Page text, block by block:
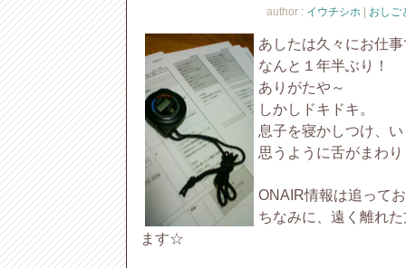
author : イウチシホ おしご
あしたは久々にお仕
なんと１年半ぶり！
ありがたや～
しかしドキドキ。
息子を寝かしつけ、
思うように舌がまわ
ONAIR情報は追って
ちなみに、遠く離れ
ます☆